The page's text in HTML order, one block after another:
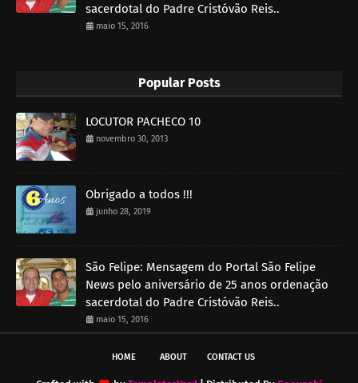
sacerdotal do Padre Cristóvão Reis..
maio 15, 2016
Popular Posts
LOCUTOR PACHECO 10
novembro 30, 2013
Obrigado a todos !!!
junho 28, 2019
São Felipe: Mensagem do Portal São Felipe
News pelo aniversário de 25 anos ordenação
sacerdotal do Padre Cristóvão Reis..
maio 15, 2016
HOME ABOUT CONTACT US